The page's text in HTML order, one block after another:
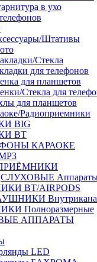
в ухо
Штативы
Стекла
для телефонов
для планшетов
Стекла для
для планшетов
Радиоприемники
BIG
BT
КАРАОКЕ
BT/AIRPODS
Полноразмерные
АППАРАТЫ
LED